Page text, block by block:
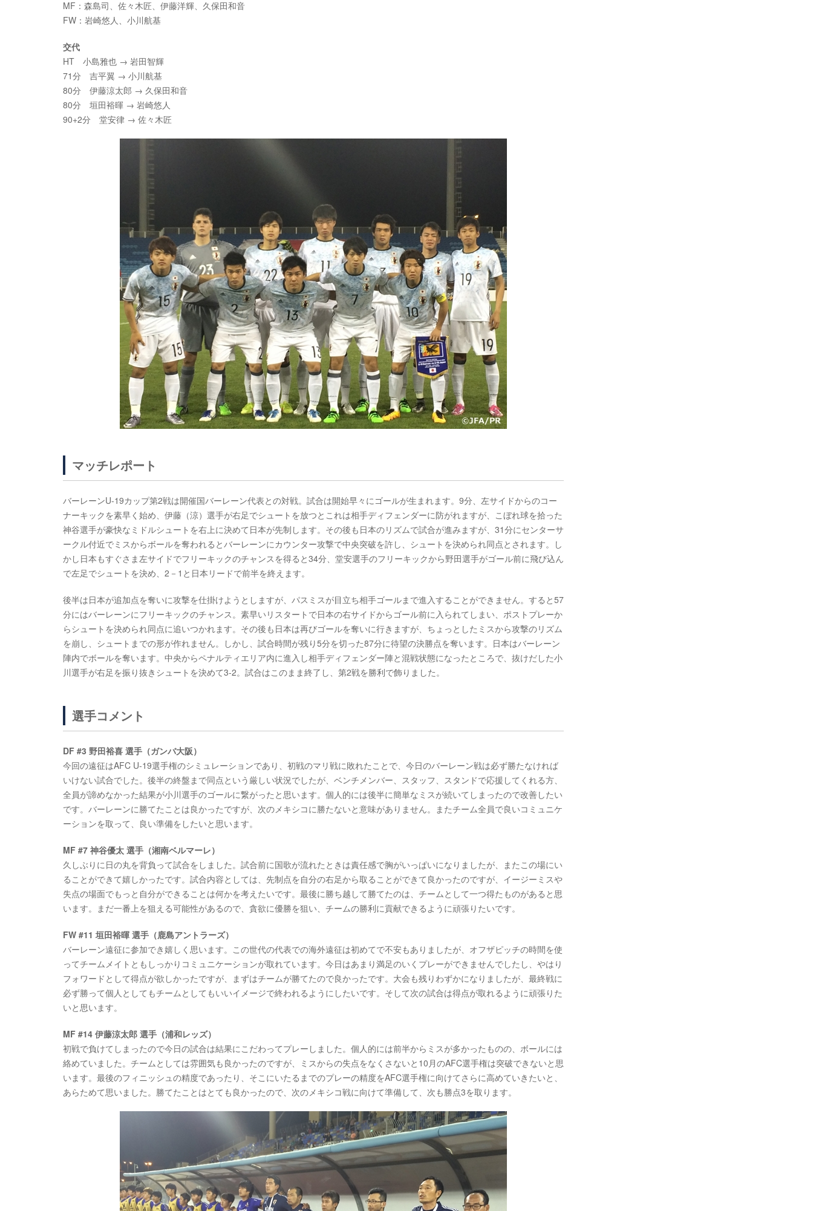
MF：森島司、佐々木匠、伊藤洋輝、久保田和音
FW：岩崎悠人、小川航基
交代
HT 小島雅也 → 岩田智輝
71分 吉平翼 → 小川航基
80分 伊藤涼太郎 → 久保田和音
80分 垣田裕暉 → 岩崎悠人
90+2分 堂安律 → 佐々木匠
マッチレポート
バーレーンU-19カップ第2戦は開催国バーレーン代表との対戦。試合は開始早々にゴールが生まれます。9分、左サイドからのコー
ナーキックを素早く始め、伊藤（涼）選手が右足でシュートを放つとこれは相手ディフェンダーに防がれますが、こぼれ球を拾った
神谷選手が豪快なミドルシュートを右上に決めて日本が先制します。その後も日本のリズムで試合が進みますが、31分にセンターサ
ークル付近でミスからボールを奪われるとバーレーンにカウンター攻撃で中央突破を許し、シュートを決められ同点とされます。し
かし日本もすぐさま左サイドでフリーキックのチャンスを得ると34分、堂安選手のフリーキックから野田選手がゴール前に飛び込ん
で左足でシュートを決め、2－1と日本リードで前半を終えます。
後半は日本が追加点を奪いに攻撃を仕掛けようとしますが、パスミスが目立ち相手ゴールまで進入することができません。すると57
分にはバーレーンにフリーキックのチャンス。素早いリスタートで日本の右サイドからゴール前に入られてしまい、ポストプレーか
らシュートを決められ同点に追いつかれます。その後も日本は再びゴールを奪いに行きますが、ちょっとしたミスから攻撃のリズム
を崩し、シュートまでの形が作れません。しかし、試合時間が残り5分を切った87分に待望の決勝点を奪います。日本はバーレーン
陣内でボールを奪います。中央からペナルティエリア内に進入し相手ディフェンダー陣と混戦状態になったところで、抜けだした小
川選手が右足を振り抜きシュートを決めて3-2。試合はこのまま終了し、第2戦を勝利で飾りました。
選手コメント
DF #3 野田裕喜 選手（ガンバ大阪）
今回の遠征はAFC U-19選手権のシミュレーションであり、初戦のマリ戦に敗れたことで、今日のバーレーン戦は必ず勝たなければ
いけない試合でした。後半の終盤まで同点という厳しい状況でしたが、ベンチメンバー、スタッフ、スタンドで応援してくれる方、
全員が諦めなかった結果が小川選手のゴールに繋がったと思います。個人的には後半に簡単なミスが続いてしまったので改善したい
です。バーレーンに勝てたことは良かったですが、次のメキシコに勝たないと意味がありません。またチーム全員で良いコミュニケ
ーションを取って、良い準備をしたいと思います。
MF #7 神谷優太 選手（湘南ベルマーレ）
久しぶりに日の丸を背負って試合をしました。試合前に国歌が流れたときは責任感で胸がいっぱいになりましたが、またこの場にい
ることができて嬉しかったです。試合内容としては、先制点を自分の右足から取ることができて良かったのですが、イージーミスや
失点の場面でもっと自分ができることは何かを考えたいです。最後に勝ち越して勝てたのは、チームとして一つ得たものがあると思
います。まだ一番上を狙える可能性があるので、貪欲に優勝を狙い、チームの勝利に貢献できるように頑張りたいです。
FW #11 垣田裕暉 選手（鹿島アントラーズ）
バーレーン遠征に参加でき嬉しく思います。この世代の代表での海外遠征は初めてで不安もありましたが、オフザピッチの時間を使
ってチームメイトともしっかりコミュニケーションが取れています。今日はあまり満足のいくプレーができませんでしたし、やはり
フォワードとして得点が欲しかったですが、まずはチームが勝てたので良かったです。大会も残りわずかになりましたが、最終戦に
必ず勝って個人としてもチームとしてもいいイメージで終われるようにしたいです。そして次の試合は得点が取れるように頑張りた
いと思います。
MF #14 伊藤涼太郎 選手（浦和レッズ）
初戦で負けてしまったので今日の試合は結果にこだわってプレーしました。個人的には前半からミスが多かったものの、ボールには
絡めていました。チームとしては雰囲気も良かったのですが、ミスからの失点をなくさないと10月のAFC選手権は突破できないと思
います。最後のフィニッシュの精度であったり、そこにいたるまでのプレーの精度をAFC選手権に向けてさらに高めていきたいと、
あらためて思いました。勝てたことはとても良かったので、次のメキシコ戦に向けて準備して、次も勝点3を取ります。